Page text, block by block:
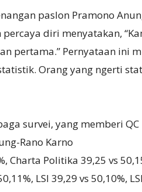
paslon Pramono
diri menyatakan,
pertama.” Pernyataan ini
Orang yang ngerti
survei, yang memberi
Rano Karno
Charta Politika 39,25 vs
LSI 39,29 vs 50,10%,